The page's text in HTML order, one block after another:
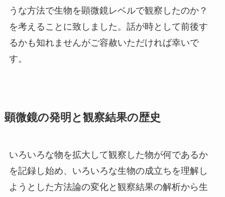
うな方法で生物を顕微鏡レベルで観察したのか？
を考えることに致しました。話が時として前後す
るかも知れませんがご容赦いただければ幸いで
す。
顕微鏡の発明と観察結果の歴史
いろいろな物を拡大して観察した物が何であるか
を記録し始め、いろいろな生物の成立ちを理解し
ようとした方法論の変化と観察結果の解析から生